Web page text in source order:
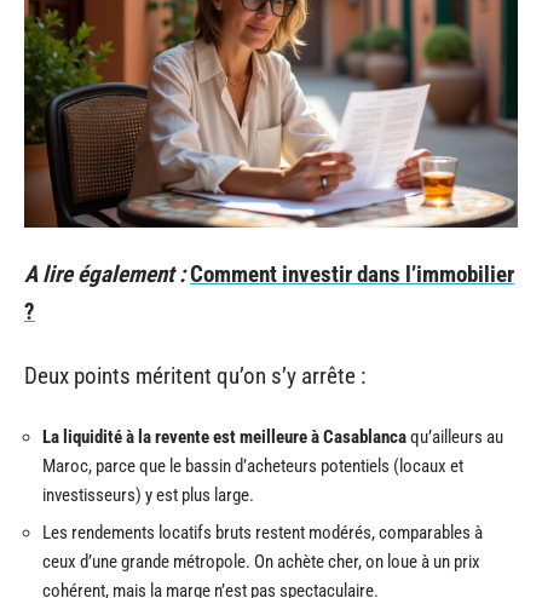
A lire également :Comment investir dans l’immobilier
?
Deux points méritent qu’on s’y arrête :
La liquidité à la revente est meilleure à Casablancaqu’ailleurs au
Maroc, parce que le bassin d’acheteurs potentiels (locaux et
investisseurs) y est plus large.
Les rendements locatifs bruts restent modérés, comparables à
ceux d’une grande métropole. On achète cher, on loue à un prix
cohérent, mais la marge n’est pas spectaculaire.